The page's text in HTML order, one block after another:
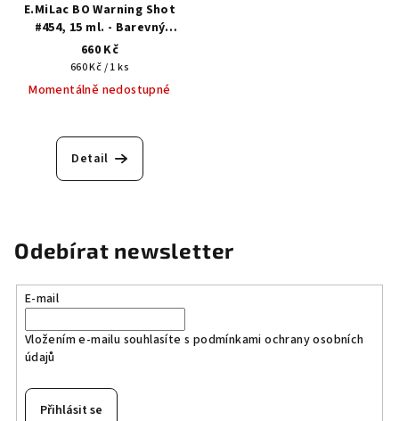
E.MiLac BO Warning Shot
#454, 15 ml. - Barevný
gellak
660 Kč
Měrná
cena:
660 Kč / 1 ks
Momentálně nedostupné
Detail
Odebírat newsletter
E-mail
Vložením e-mailu souhlasíte s podmínkami ochrany osobních
údajů
Přihlásit se